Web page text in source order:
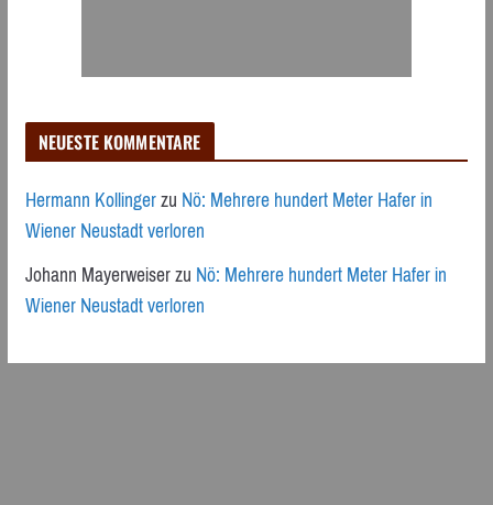
NEUESTE KOMMENTARE
Hermann KollingerzuNö: Mehrere hundert Meter Hafer in
Wiener Neustadt verloren
Johann MayerweiserzuNö: Mehrere hundert Meter Hafer in
Wiener Neustadt verloren